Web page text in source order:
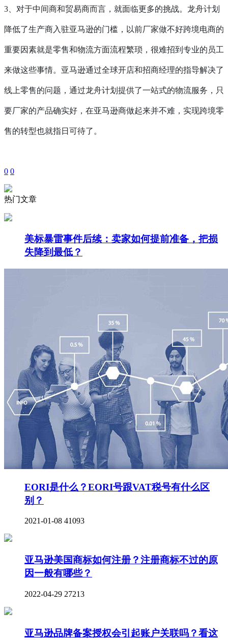
3、对于中间商和贸易商而言，就面临更多的挑战。龙舟计划
降低了生产商入驻亚马逊的门槛，以前厂家做不好跨境电商的
重要因素就是零售和物流方面流程繁琐，很难招到专业的员工
来做这些事情。亚马逊通过全球开店和招商经理的指导解决了
线上零售的问题，通过龙舟计划提供了一站式的物流服务，只
要厂家的产品确实好，在亚马逊商做起来并不难，实现跨境零
售的转型也就指日可待了。
0 0
热门文章
美标暴雷事件后续：卖家如何提前准备，把损
失降到最低？
EORI是什么？EORI号跟VAT税号有什么区
别？
2021-01-08 41093
亚马逊美国商标如何注册？注册商标不过的原
因一般有哪些？
2022-04-29 27213
亚马逊品牌备案授权会引起账户关联吗？看这